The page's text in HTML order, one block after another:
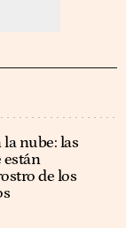
nube: las
están
de los